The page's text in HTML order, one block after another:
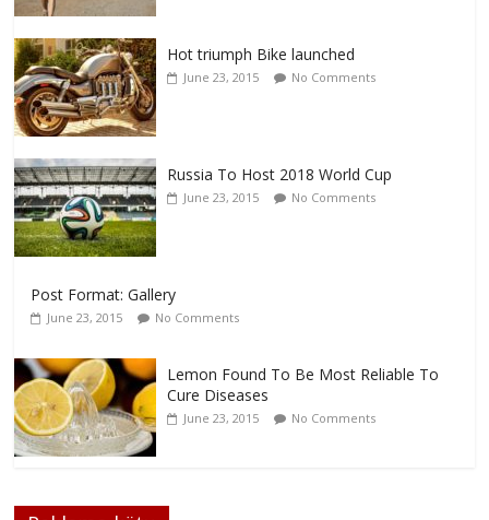
Hot triumph Bike launched
June 23, 2015 No Comments
Russia To Host 2018 World Cup
June 23, 2015 No Comments
Post Format: Gallery
June 23, 2015 No Comments
Lemon Found To Be Most Reliable To
Cure Diseases
June 23, 2015 No Comments